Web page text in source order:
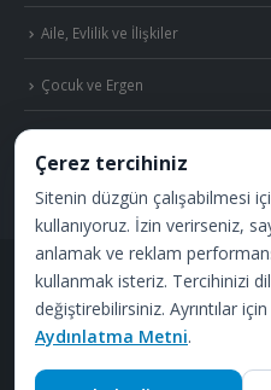
Aile, Evlilik ve İlişkiler
Çocuk ve Ergen
Cinsellik
Uzm. Psk. Kemal Özcan. Tüm
S.S.S.
GörüşmelerÖzel Metafor Aile
Çerez tercihiniz
Sitenin düzgün çalışabilmesi
kullanıyoruz. İzin verirseniz,
anlamak ve reklam
kullanmak isteriz. Tercihinizi
değiştirebilirsiniz. Ayrıntılar için
Aydınlatma Metni.